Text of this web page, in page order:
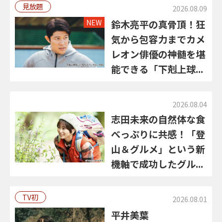
見放題 2026.08.09
NEW
鈴木亮平の真骨頂！狂
気から包容力までカメ
レオン俳優の神髄を堪
能できる「下剋上球...
2026.08.04
志田未来の自然体な食
べっぷりに共感！「登
山＆グルメ」という新
機軸で成功したグル...
TV初 2026.08.01
平井美葉